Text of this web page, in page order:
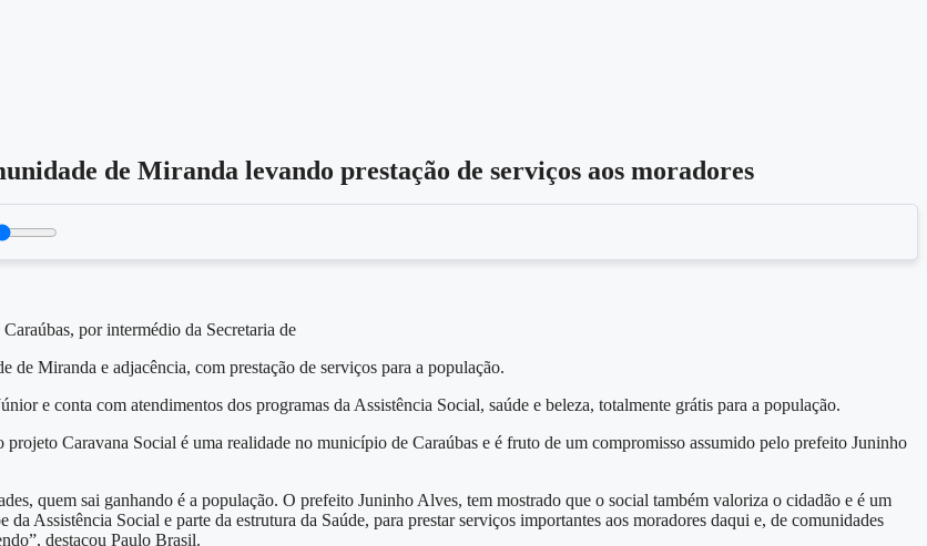
de Miranda levando prestação de serviços aos moradores
por intermédio da Secretaria de
Miranda e adjacência, com prestação de serviços para a população.
e conta com atendimentos dos programas da Assistência Social, saúde e beleza, totalmente grátis para a população.
Caravana Social é uma realidade no município de Caraúbas e é fruto de um compromisso assumido pelo prefeito Juninho
quem sai ganhando é a população. O prefeito Juninho Alves, tem mostrado que o social também valoriza o cidadão e é um
Assistência Social e parte da estrutura da Saúde, para prestar serviços importantes aos moradores daqui e, de comunidades
destacou Paulo Brasil.